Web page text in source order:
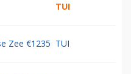
TUI
Zee €1235 TUI